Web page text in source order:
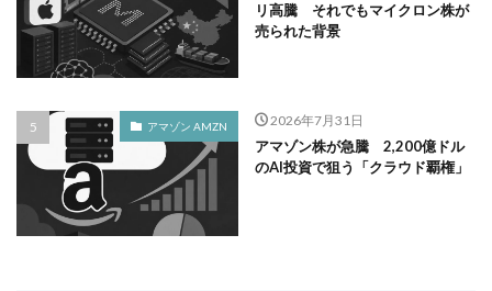
リ高騰 それでもマイクロン株が
売られた背景
アマゾン AMZN 2026年7月31日
アマゾン株が急騰 2,200億ドル
のAI投資で狙う「クラウド覇権」